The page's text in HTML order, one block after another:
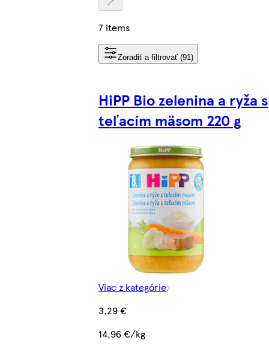
7 items
Zoradiť a filtrovať (91)
HiPP Bio zelenina a ryža s
teľacím mäsom 220 g
Viac z kategórie
3,29 €
14,96 €/kg